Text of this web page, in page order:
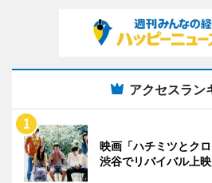
アクセスラン
映画「ハチミツとク
渋谷でリバイバル上映